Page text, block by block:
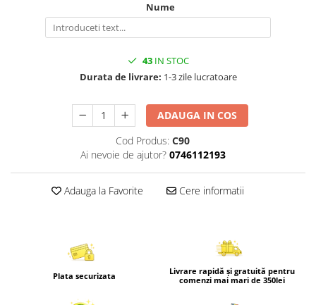
Nume
43IN STOC
Durata de livrare: 1-3 zile lucratoare
ADAUGA IN COS
Cod Produs: C90
Ai nevoie de ajutor? 0746112193
Adauga la Favorite Cere informatii
Plata securizata
Livrare rapidă și gratuită pentru
comenzi mai mari de 350lei